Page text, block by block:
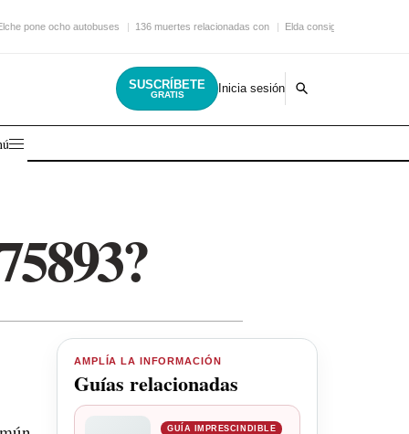
pone ocho autobuses 136 muertes relacionadas con Elda consigue una nueva
SUSCRÍBETE
GRATIS Inicia sesión
AMPLÍA LA INFORMACIÓN
Guías relacionadas
GUÍA IMPRESCINDIBLE